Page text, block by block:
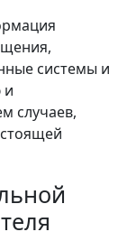
системы и
и
случаев,